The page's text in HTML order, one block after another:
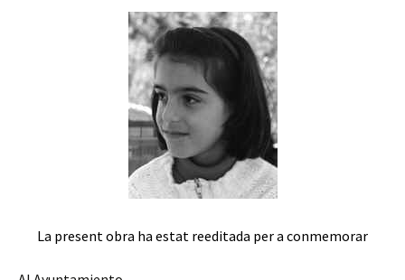
La present obra ha estat reeditada per a conmemorar